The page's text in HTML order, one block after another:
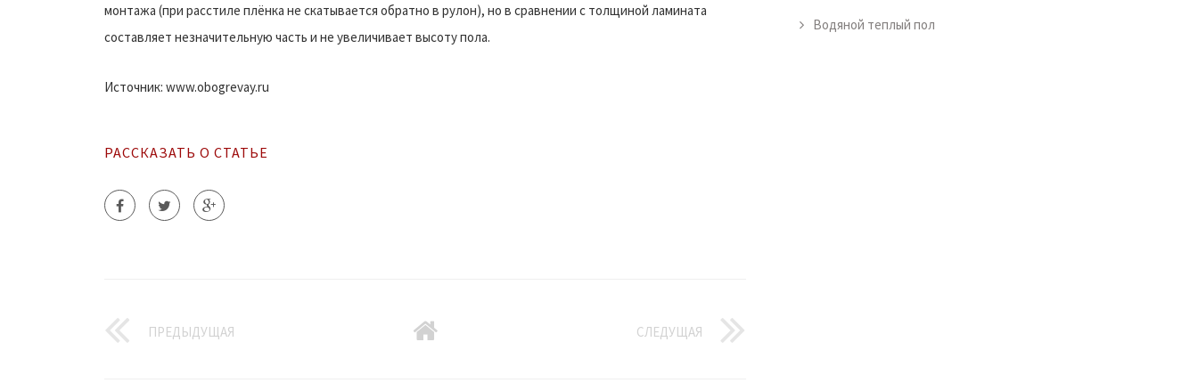
монтажа (при расстиле плёнка не скатывается обратно в рулон), но в сравнении с толщиной ламината
составляет незначительную часть и не увеличивает высоту пола.
Источник: www.obogrevay.ru
РАССКАЗАТЬ О СТАТЬЕ
ПРЕДЫДУЩАЯ СЛЕДУЩАЯ
Водяной теплый пол